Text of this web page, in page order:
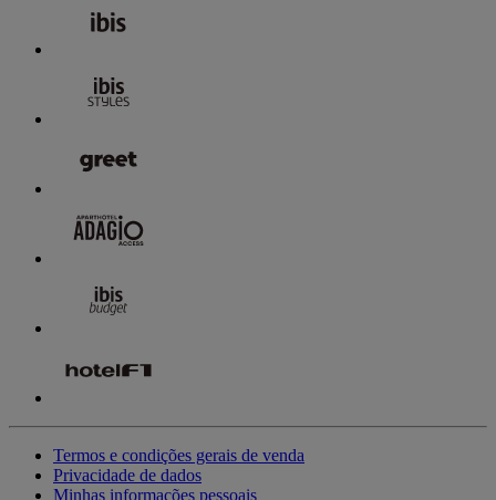
Termos e condições gerais de venda
Privacidade de dados
Minhas informações pessoais